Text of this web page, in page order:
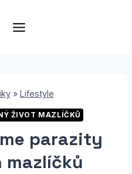
» Lifestyle
ŽIVOT MAZLÍČKŮ
parazity
mazlíčků